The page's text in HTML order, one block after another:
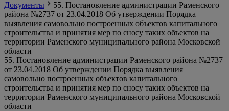
Документы
55. Постановление администрации Раменского
района №2737 от 23.04.2018 Об утверждении Порядка
выявления самовольно построенных объектов капитального
строительства и принятия мер по сносу таких объектов на
территории Раменского муниципального района Московской
области
55. Постановление администрации Раменского района №2737
от 23.04.2018 Об утверждении Порядка выявления
самовольно построенных объектов капитального
строительства и принятия мер по сносу таких объектов на
территории Раменского муниципального района Московской
области